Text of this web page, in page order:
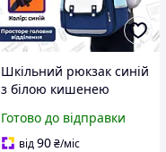
Шкільний рюкзак синій
з білою кишенею
школи хлопчиків
дівчаток учнів
Готово до відправки
від90₴/міс